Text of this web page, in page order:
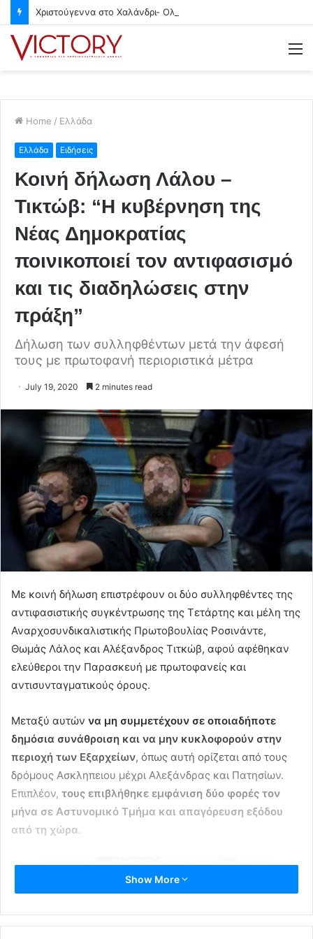
Home / Ελλάδα
Ελλάδα Ειδήσεις
Κοινή δήλωση Λάλου –
Τικτώβ: “Η κυβέρνηση της
Νέας Δημοκρατίας
ποινικοποιεί τον αντιφασισμό
και τις διαδηλώσεις στην
πράξη”
Δήλωση των συλληφθέντων μετά την άφεσή
τους με πρωτοφανή περιοριστικά μέτρα
July 19, 2020 2 minutes read
Με κοινή δήλωση επιστρέφουν οι δύο συλληφθέντες της
αντιφασιστικής συγκέντρωσης της Τετάρτης και μέλη της
Αναρχοσυνδικαλιστικής Πρωτοβουλίας Ροσινάντε,
Θωμάς Λάλος και Αλέξανδρος Τιτκώβ, αφού αφέθηκαν
ελεύθεροι την Παρασκευή με πρωτοφανείς και
αντισυνταγματικούς όρους.
Μεταξύ αυτών να μη συμμετέχουν σε οποιαδήποτε
δημόσια συνάθροιση και να μην κυκλοφορούν στην
περιοχή των Εξαρχείων, όπως αυτή ορίζεται από τους
δρόμους Ασκληπειου μέχρι Αλεξάνδρας και Πατησίων.
Επιπλέον, τους επιβλήθηκε εμφάνιση δύο φορές τον
μήνα σε Αστυνομικό Τμήμα και απαγόρευση εξόδου
από τη χώρα.
Show More